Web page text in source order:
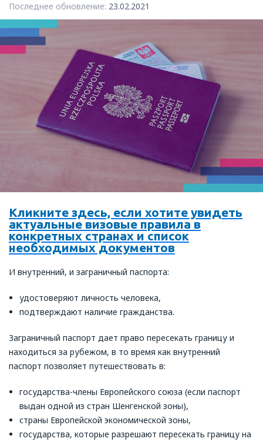
Последнее обновление: 23.02.2021
Кликните здесь, если хотите увидеть
актуальные визовые правила в
конкретных странах и список
необходимых документов
И внутренний, и заграничный паспорта:
удостоверяют личность человека,
подтверждают наличие гражданства.
Заграничный паспорт дает право пересекать границу и
находиться за рубежом, в то время как внутренний
паспорт позволяет путешествовать в:
государства-члены Европейского союза (если паспорт
выдан одной из стран Шенгенской зоны),
страны Европейской экономической зоны,
государства, которые разрешают пересекать границу на